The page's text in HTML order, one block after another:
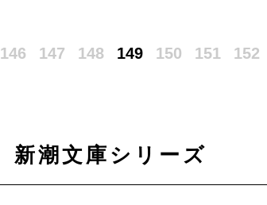
146 147 148 149 150 151 152
新潮文庫シリーズ